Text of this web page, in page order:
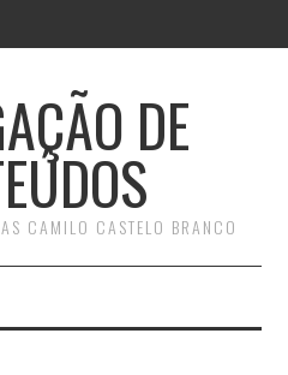
DE
CAMILO CASTELO BRANCO